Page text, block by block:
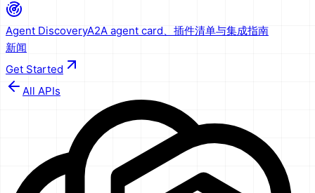
Agent DiscoveryA2A agent card、插件清单与集成指南
新闻
Get Started
All APIs